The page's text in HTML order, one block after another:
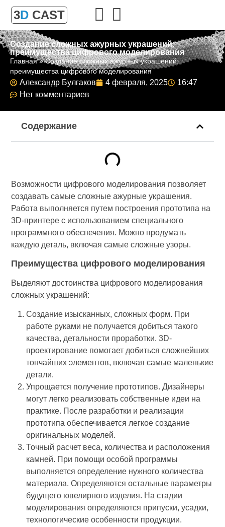
3D CAST
Создание сложных ажурных украшений:
преимущества цифрового моделирования
Главная»Создание сложных ажурных украшений:
преимущества цифрового моделирования
Александр Булгаков 4 февраля, 2025
16:47
Нет комментариев
Содержание
Возможности цифрового моделирования позволяет
создавать самые сложные ажурные украшения.
Работа выполняется путем построения прототипа на
3D-принтере с использованием специального
программного обеспечения. Можно продумать
каждую деталь, включая самые сложные узоры.
Преимущества цифрового моделирования
Выделяют достоинства цифрового моделирования
сложных украшений:
Создание изысканных, сложных форм. При
работе руками не получается добиться такого
качества, детальности проработки. 3D-
проектирование помогает добиться сложнейших
тончайших элементов, включая самые маленькие
детали.
Упрощается получение прототипов. Дизайнеры
могут легко реализовать собственные идеи на
практике. После разработки и реализации
прототипа обеспечивается легкое создание
оригинальных моделей.
Точный расчет веса, количества и расположения
камней. При помощи особой программы
выполняется определение нужного количества
материала. Определяются остальные параметры
будущего ювелирного изделия. На стадии
моделирования определяются припуски, усадки,
технологические особенности продукции.